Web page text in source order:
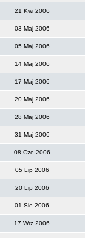
21 Kwi 2006
03 Maj 2006
05 Maj 2006
14 Maj 2006
17 Maj 2006
20 Maj 2006
28 Maj 2006
31 Maj 2006
08 Cze 2006
05 Lip 2006
20 Lip 2006
01 Sie 2006
17 Wrz 2006